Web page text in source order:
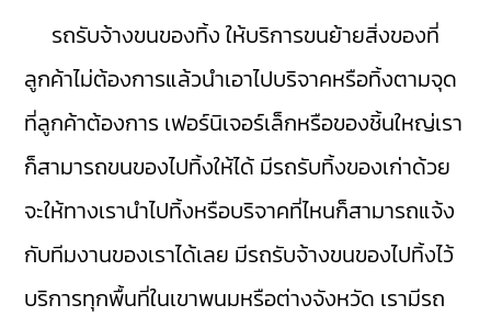
รถรับจ้างขนของทิ้ง ให้บริการขนย้ายสิ่งของที่
ลูกค้าไม่ต้องการแล้วนำเอาไปบริจาคหรือทิ้งตามจุด
ที่ลูกค้าต้องการ เฟอร์นิเจอร์เล็กหรือของชิ้นใหญ่เรา
ก็สามารถขนของไปทิ้งให้ได้ มีรถรับทิ้งของเก่าด้วย
จะให้ทางเรานำไปทิ้งหรือบริจาคที่ไหนก็สามารถแจ้ง
กับทีมงานของเราได้เลย มีรถรับจ้างขนของไปทิ้งไว้
บริการทุกพื้นที่ในเขาพนมหรือต่างจังหวัด เรามีรถ